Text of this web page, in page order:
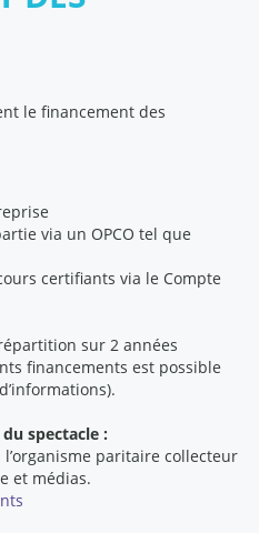
le financement des
via un OPCO tel que
certifiants via le Compte
sur 2 années
financements est possible
spectacle :
l’organisme paritaire collecteur
et médias.